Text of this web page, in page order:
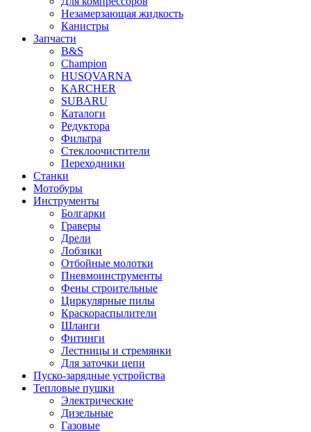
Незамерзающая жидкость
Канистры
Запчасти
B&S
Champion
HUSQVARNA
KARCHER
SUBARU
Каталоги
Редуктора
Фильтра
Стеклоочистители
Переходники
Станки
Мотобуры
Инструменты
Болгарки
Граверы
Дрели
Лобзики
Отбойные молотки
Пневмоинструменты
Фены строительные
Циркулярные пилы
Краскораспылители
Шланги
Фитинги
Лестницы и стремянки
Для заточки цепи
Пуско-зарядные устройства
Тепловые пушки
Электрические
Дизельные
Газовые